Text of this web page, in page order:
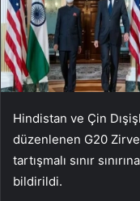
Hindistan ve Çin
düzenlenen G20
tartışmalı sınır
bildirildi.